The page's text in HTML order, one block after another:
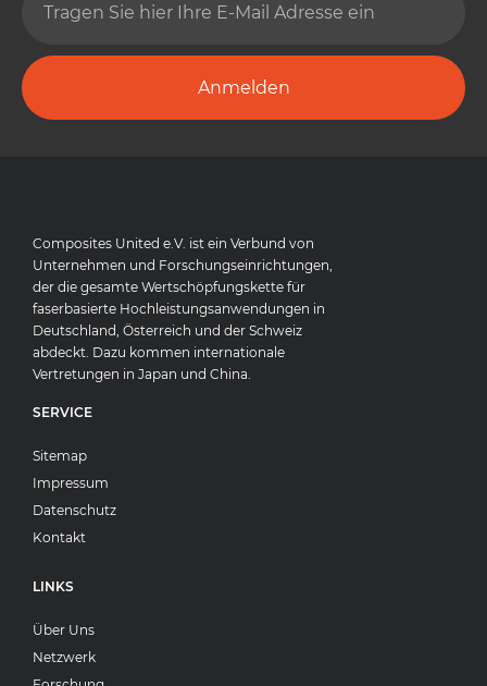
Anmelden
Composites United e.V. ist ein Verbund von
Unternehmen und Forschungseinrichtungen,
der die gesamte Wertschöpfungskette für
faserbasierte Hochleistungsanwendungen in
Deutschland, Österreich und der Schweiz
abdeckt. Dazu kommen internationale
Vertretungen in Japan und China.
SERVICE
Sitemap
Impressum
Datenschutz
Kontakt
LINKS
Über Uns
Netzwerk